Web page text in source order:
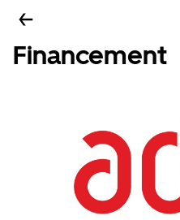
Financement